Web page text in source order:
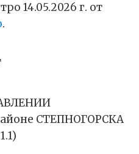
14.05.2026 г. от
.
СТЕПНОГОРСКА